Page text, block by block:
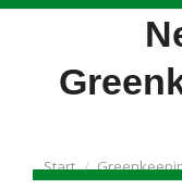
Sie befinden sich
Start